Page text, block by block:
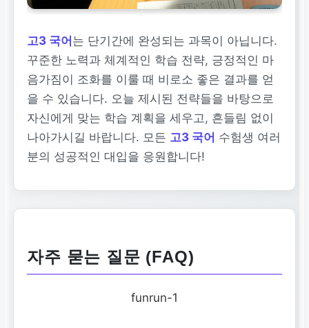
고3 국어 는 단기간에 완성되는 과목이 아닙니다.
꾸준한 노력과 체계적인 학습 전략, 긍정적인 마
음가짐이 조화를 이룰 때 비로소 좋은 결과를 얻
을 수 있습니다. 오늘 제시된 전략들을 바탕으로
자신에게 맞는 학습 계획을 세우고, 흔들림 없이
나아가시길 바랍니다. 모든 고3 국어 수험생 여러
분의 성공적인 대입을 응원합니다!
자주 묻는 질문 (FAQ)
funrun-1